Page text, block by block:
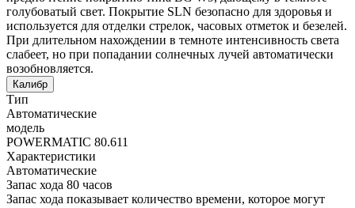
голубоватый свет. Покрытие SLN безопасно для здоровья и
используется для отделки стрелок, часовых отметок и безелей.
При длительном нахождении в темноте интенсивность света
слабеет, но при попадании солнечных лучей автоматически
возобновляется.
Калибр
Тип
Автоматические
модель
POWERMATIC 80.611
Характеристики
Автоматические
Запас хода 80 часов
Запас хода показывает количество времени, которое могут